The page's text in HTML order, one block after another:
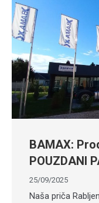
BAMAX:
POUZDANI
25/09/2025
Naša priča